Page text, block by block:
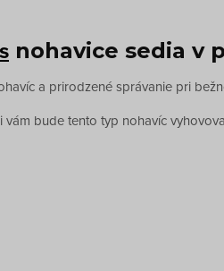
nohavice sedia v
a prirodzené správanie pri
bude tento typ nohavíc